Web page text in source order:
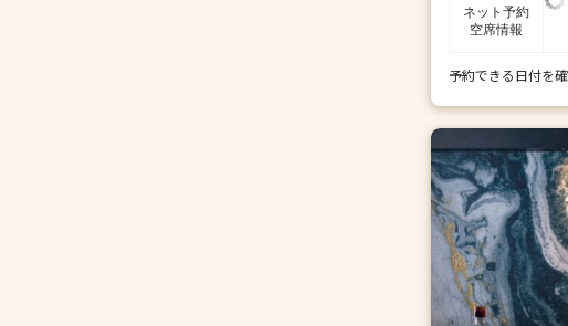
ネット予約
空席情報
予約できる日付を